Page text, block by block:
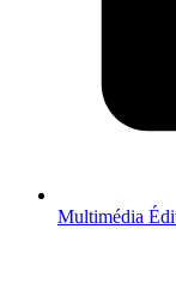
Multimédia